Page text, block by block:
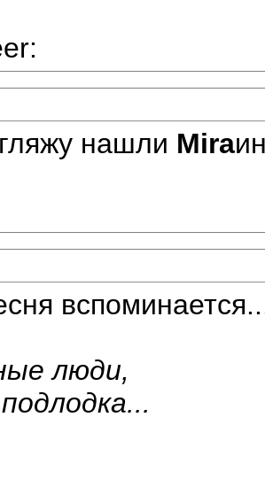
нашли Mira
люди,